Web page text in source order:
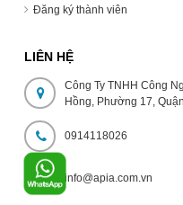
Đăng ký thành viên
LIÊN HỆ
Công Ty TNHH Công
Hồng, Phường 17,
0914118026
info@apia.com.vn